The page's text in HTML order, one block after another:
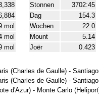
mol
mol
mol
Stonnen
3702:45
Dag
154.3
Wochen
22.0
Mount
5.14
Joër
0.423
(Charles de Gaulle) -
(Charles de Gaulle) -
d'Azur) - Monte Carlo